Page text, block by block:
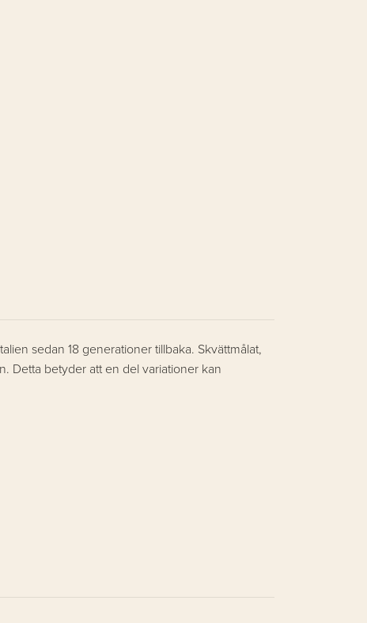
sedan 18 generationer tillbaka. Skvättmålat,
Detta betyder att en del variationer kan